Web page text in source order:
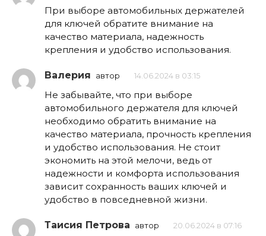
При выборе автомобильных держателей
для ключей обратите внимание на
качество материала, надежность
крепления и удобство использования.
Валерия автор 14.06.2024 в 03:15
Не забывайте, что при выборе
автомобильного держателя для ключей
необходимо обратить внимание на
качество материала, прочность крепления
и удобство использования. Не стоит
экономить на этой мелочи, ведь от
надежности и комфорта использования
зависит сохранность ваших ключей и
удобство в повседневной жизни.
Таисия Петрова автор 20.06.2024 в 07:16